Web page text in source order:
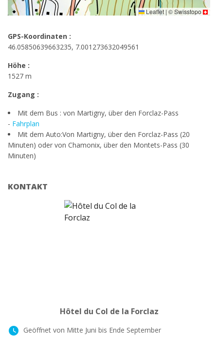
Leaflet | ©Swisstopo
GPS-Koordinaten :
46.05850639663235, 7.001273632049561
Höhe :
1527 m
Zugang :
Mit dem Bus : von Martigny, über den Forclaz-Pass
- Fahrplan
Mit dem Auto:Von Martigny, über den Forclaz-Pass (20
Minuten) oder von Chamonix, über den Montets-Pass (30
Minuten)
KONTAKT
Hôtel du Col de la Forclaz
watch_later Geöffnet von Mitte Juni bis Ende September